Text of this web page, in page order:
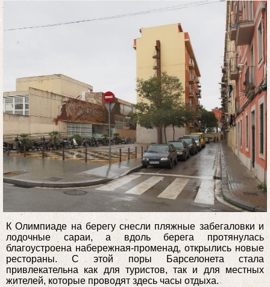
К Олимпиаде на берегу снесли пляжные забегаловки и
лодочные сараи, а вдоль берега протянулась
благоустроена набережная-променад, открылись новые
рестораны. С этой поры Барселонета стала
привлекательна как для туристов, так и для местных
жителей, которые проводят здесь часы отдыха.